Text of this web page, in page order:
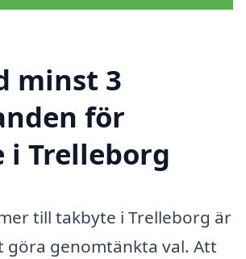
minst 3
för
Trelleborg
till takbyte i Trelleborg är
göra genomtänkta val. Att